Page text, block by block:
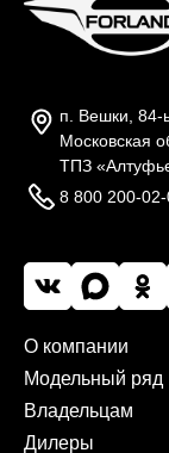
п. Вешки,
Московская
ТПЗ
8 800 200-
О компании
Модельный ряд
Владельцам
Дилеры